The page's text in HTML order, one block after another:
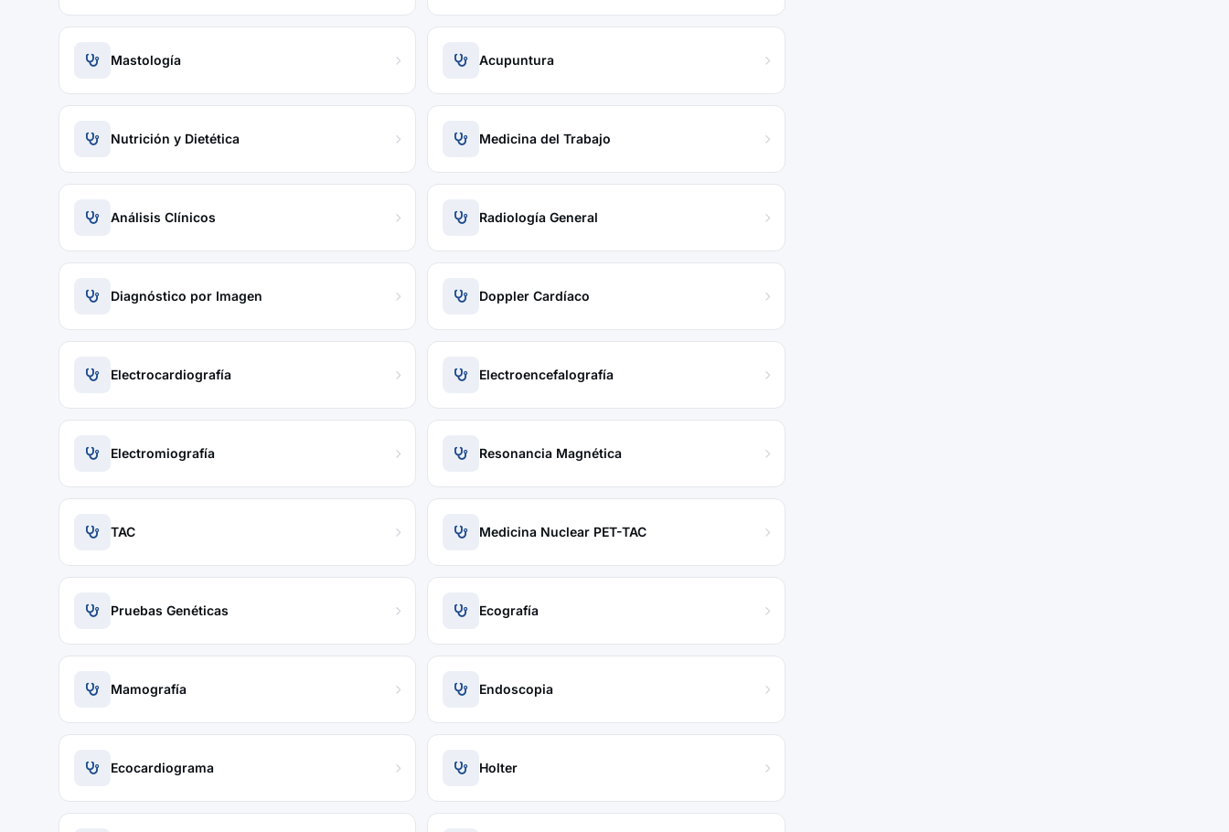
Mastología Acupuntura
Nutrición y Dietética Medicina del Trabajo
Análisis Clínicos Radiología General
Diagnóstico por Imagen Doppler Cardíaco
Electrocardiografía Electroencefalografía
Electromiografía Resonancia Magnética
TAC Medicina Nuclear PET-TAC
Pruebas Genéticas Ecografía
Mamografía Endoscopia
Ecocardiograma Holter